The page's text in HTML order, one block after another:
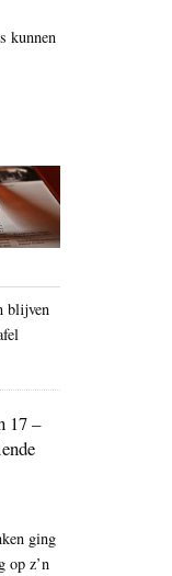
kunnen
blijven
17 –
ging
op z’n